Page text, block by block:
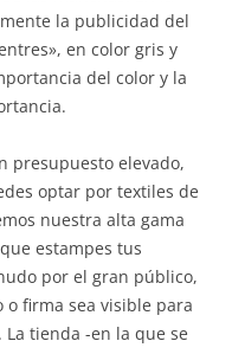
la publicidad del
en color gris y
del color y la
presupuesto elevado,
optar por textiles de
nuestra alta gama
estampes tus
por el gran público,
firma sea visible para
tienda -en la que se